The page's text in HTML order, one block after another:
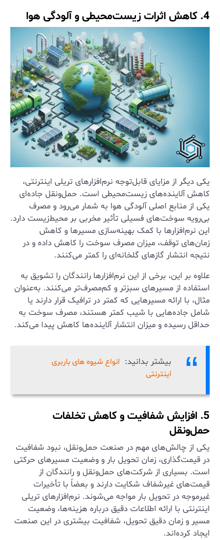
4. کاهش اثرات زیست‌محیطی و آلودگی هوا
یکی دیگر از مزایای قابل‌توجه نرم‌افزارهای تریلی اینترنتی،
کاهش آلاینده‌های زیست‌محیطی است. حمل‌ونقل جاده‌ای
یکی از منابع اصلی آلودگی هوا به شمار می‌رود و مصرف
بی‌رویه سوخت‌های فسیلی تأثیر مخربی بر محیط‌زیست دارد.
این نرم‌افزارها با کمک بهینه‌سازی مسیرها و کاهش
زمان‌های توقف، میزان مصرف سوخت را کاهش داده و در
نتیجه انتشار گازهای گلخانه‌ای را کمتر می‌کنند.
علاوه بر این، برخی از این نرم‌افزارها رانندگان را تشویق به
استفاده از مسیرهای سبزتر و کم‌مصرف‌تر می‌کنند. به‌عنوان
مثال، با ارائه مسیرهایی که کمتر در ترافیک قرار دارند یا
شامل جاده‌هایی با شیب کمتر هستند، مصرف سوخت به
حداقل رسیده و میزان انتشار آلاینده‌ها کاهش پیدا می‌کند.
بیشتر بدانید: انواع شیوه های باربری
اینترنتی
5. افزایش شفافیت و کاهش تخلفات
حمل‌ونقل
یکی از چالش‌های مهم در صنعت حمل‌ونقل، نبود شفافیت
در قیمت‌گذاری، زمان تحویل بار و وضعیت مسیرهای حرکتی
است. بسیاری از شرکت‌های حمل‌ونقل و رانندگان از
قیمت‌های غیرشفاف شکایت دارند و بعضاً با تأخیرات
غیرموجه در تحویل بار مواجه می‌شوند. نرم‌افزارهای تریلی
اینترنتی با ارائه اطلاعات دقیق درباره هزینه‌ها، وضعیت
مسیر و زمان دقیق تحویل، شفافیت بیشتری در این صنعت
ایجاد کرده‌اند.